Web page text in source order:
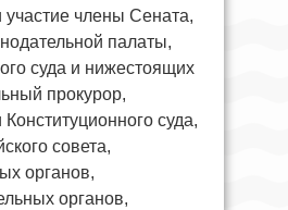
члены Сената,
палаты,
суда и нижестоящих
прокурор,
суда,
совета,
органов,
органов,